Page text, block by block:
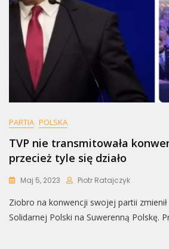
PARTIA POLSKA
TVP nie transmitowała
przecież tyle się działo
Maj 5, 2023 Piotr Ratajczyk
Ziobro na konwencji swojej partii
Solidarnej Polski na Suwerenną Polskę.